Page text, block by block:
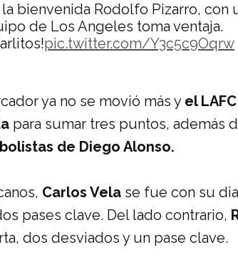
bienvenida Rodolfo Pizarro, con
de Los Angeles toma ventaja.
pic.twitter.com/Y3c5c9Oqrw
ya no se movió más y el
para sumar tres puntos, además
de Diego Alonso.
Carlos Vela se fue con su
pases clave. Del lado contrario,
dos desviados y un pase clave.